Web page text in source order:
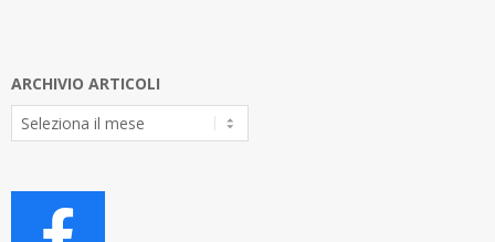
ARCHIVIO ARTICOLI
Archivio
Articoli